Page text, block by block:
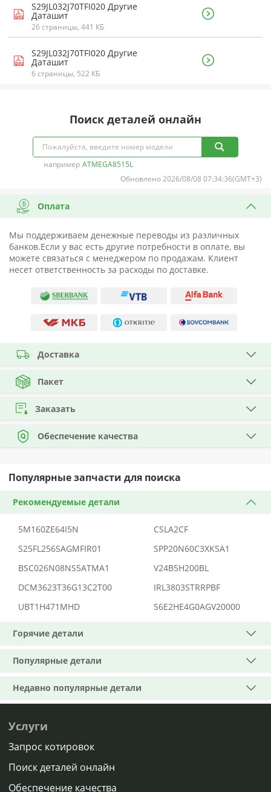
S29JL032J70TFI020 Другие
Даташит
26 страницы, 441 КБ
S29JL032J70TFI020 Другие
Даташит
6 страницы, 522 КБ
Поиск деталей онлайн
например ATMEGA8515L
Обновлено 2026/08/08 07:34:36(GMT+3)
Оплата
Мы поддерживаем денежные переводы из различных
банков.Если у вас есть другие потребности в оплате, вы
можете связаться с менеджером по продажам. Клиент
несет ответственность за расходы по доставке.
Доставка
Пакет
Заказать
Обеспечение качества
Популярные запчасти для поиска
Рекомендуемые детали
5M160ZE64I5N
CSLA2CF
S25FL256SAGMFIR01
SPP20N60C3XKSA1
BSC026N08NS5ATMA1
V24B5H200BL
DCM3623T36G13C2T00
IRL3803STRRPBF
UBT1H471MHD
S6E2HE4G0AGV20000
Горячие детали
Популярные детали
Недавно популярные детали
Услуги
Запрос котировок
Поиск деталей онлайн
Обеспечение качества